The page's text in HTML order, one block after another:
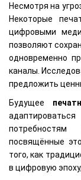
Несмотря на
Некоторые
цифровыми
позволяют
одновременно
каналы.
предложить
Будущее
посвящённые
того, как
в цифровую